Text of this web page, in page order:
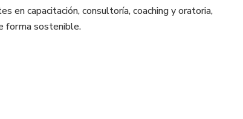
en capacitación, consultoría, coaching y oratoria,
forma sostenible.